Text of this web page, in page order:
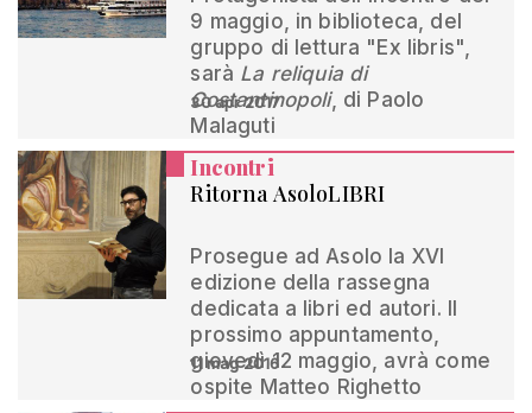
9 maggio, in biblioteca, del
gruppo di lettura "Ex libris",
sarà La reliquia di
Costantinopoli, di Paolo
Malaguti
30 apr 2017
Incontri
Ritorna AsoloLIBRI
Prosegue ad Asolo la XVI
edizione della rassegna
dedicata a libri ed autori. Il
prossimo appuntamento,
giovedì 12 maggio, avrà come
ospite Matteo Righetto
11 mag 2016